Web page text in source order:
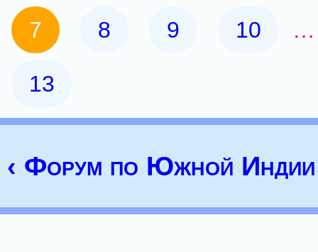
7 8 9 10
13
‹ Форум по Южной